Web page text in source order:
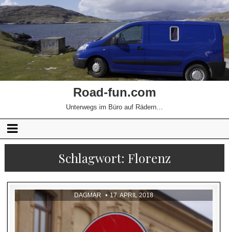
Road-fun.com
Unterwegs im Büro auf Rädern…
Schlagwort: Florenz
DAGMAR 17. APRIL 2018